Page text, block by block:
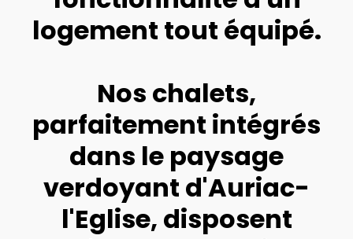
logement tout équipé.
Nos chalets,
parfaitement intégrés
dans le paysage
verdoyant d'Auriac-
l'Eglise, disposent